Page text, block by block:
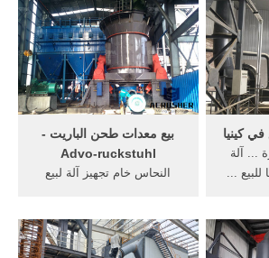
تجهيز تعدين الذهب كاملة كاملة
الذهب معدات .
friends,
بيع معدات طحن الباريت -
Advo-ruckstuhl
النحاس خام تجهيز آلة لبيع
مسامير بطانة قضيب مطحنة;
العثور على آلة تكسير الذهب
كينيا
... آلة
للبيع ...
The East Rand Mine. يوجد
برج